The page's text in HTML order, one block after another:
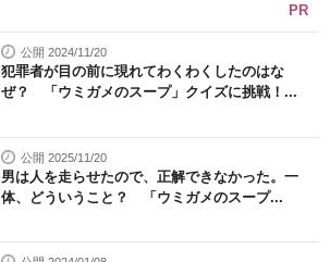
PR
公開 2024/11/20
犯罪者が目の前に現れてわくわくしたのはな
ぜ？ 「ウミガメのスープ」クイズに挑戦！...
公開 2025/11/20
男は人を走らせたので、正解できなかった。一
体、どういうこと？ 「ウミガメのスープ...